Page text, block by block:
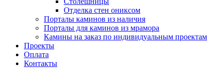
Отделка стен ониксом
Порталы каминов из наличия
Порталы для каминов из мрамора
Камины на заказ по индивидуальным проектам
Проекты
Оплата
Контакты